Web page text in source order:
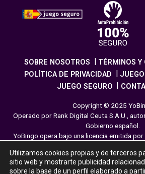
SOBRE NOSOTROS
TÉRMINOS Y
POLÍTICA DE PRIVACIDAD
JUEGO SEGURO
Copyright © 2025
Operado por Rank Digital Ceuta S.A.U.,
Gobierno español.
YoBingo opera bajo una licencia emitida por
responsabilidad en los juegos online. El
entretenimiento cuya finalidad es ofrecer
Utilizamos cookies propias y de terceros
sitio web y mostrarte publicidad
sobre la base de un perfil elaborado a